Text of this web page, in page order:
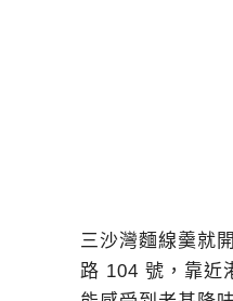
三沙灣麵線羹就
路 104 號，靠近